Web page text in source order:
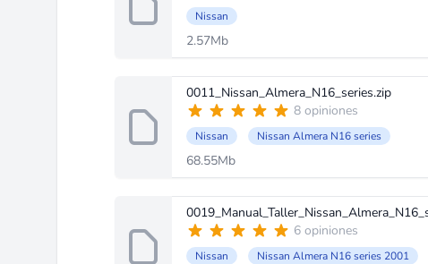
Nissan
2.57Mb
0011_Nissan_Almera_N16_series.zip
8 opiniones
Nissan Nissan Almera N16 series
68.55Mb
6 opiniones
Nissan Nissan Almera N16 series 2001